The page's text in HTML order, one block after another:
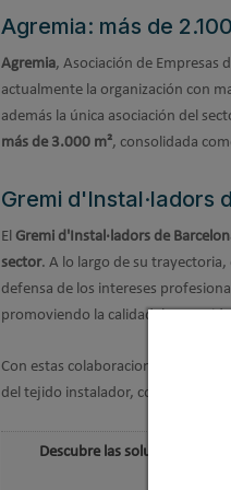
Agremia: más de
Agremia, Asociación de Empresas
actualmente la organización con
además la única asociación del
más de 3.000 m², consolidada
Gremi d'Instal·ladors
El Gremi d'Instal·ladors de
sector. A lo largo de su
defensa de los intereses
promoviendo la calidad, la
Con estas colaboraciones, Gia
del tejido instalador,
Descubre las soluciones de